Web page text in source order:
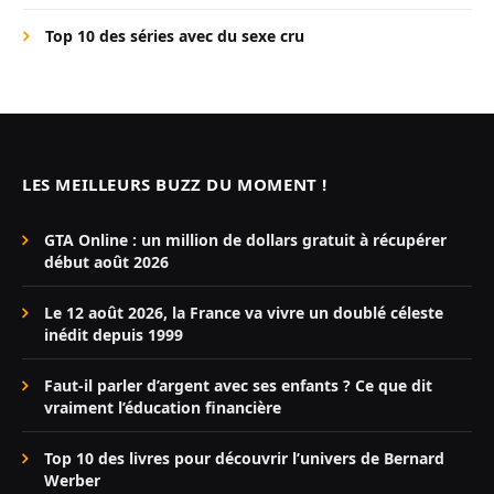
Top 10 des séries avec du sexe cru
LES MEILLEURS BUZZ DU MOMENT !
GTA Online : un million de dollars gratuit à récupérer
début août 2026
Le 12 août 2026, la France va vivre un doublé céleste
inédit depuis 1999
Faut-il parler d’argent avec ses enfants ? Ce que dit
vraiment l’éducation financière
Top 10 des livres pour découvrir l’univers de Bernard
Werber